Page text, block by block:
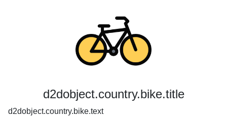
d2dobject.country.bike.title
d2dobject.country.bike.text